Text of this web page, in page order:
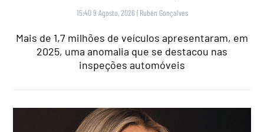
15:40 9 Agosto, 2026 | Rubén Gonçalves
Mais de 1,7 milhões de veículos apresentaram, em
2025, uma anomalia que se destacou nas
inspeções automóveis